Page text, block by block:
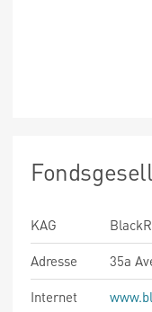
KAG
Adresse
35a
Internet